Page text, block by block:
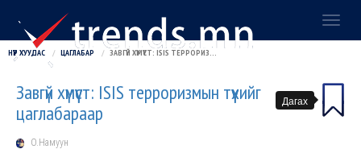
НҮҮР ХУУДАС ЦАГЛАБАР ЗАВГҮЙ ХҮМҮҮСТ: ISIS ТЕРРОРИЗМЫН ТҮҮХИЙГ ЦАГЛАБАРААР
Дагах
Завгүй хүмүүст: ISIS терроризмын түүхийг
цаглабараар
О.Намуун